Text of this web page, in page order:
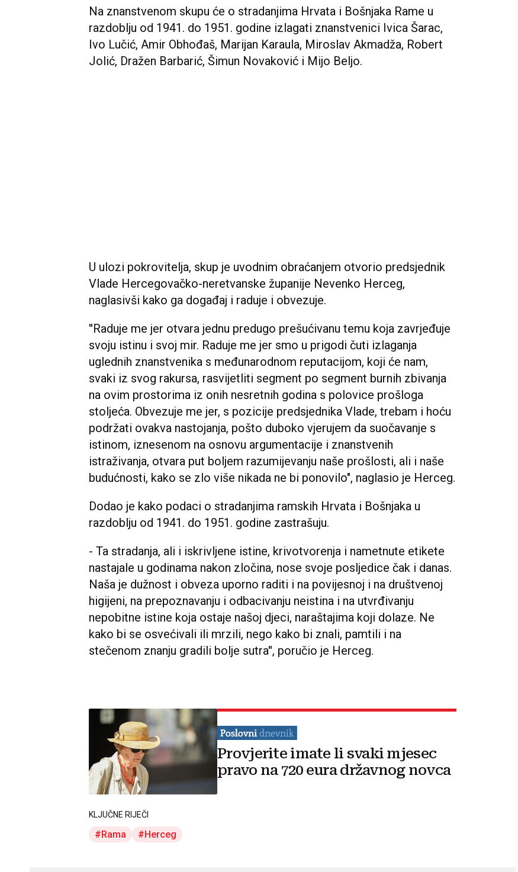
Na znanstvenom skupu će o stradanjima Hrvata i Bošnjaka Rame u
razdoblju od 1941. do 1951. godine izlagati znanstvenici Ivica Šarac,
Ivo Lučić, Amir Obhođaš, Marijan Karaula, Miroslav Akmadža, Robert
Jolić, Dražen Barbarić, Šimun Novaković i Mijo Beljo.
U ulozi pokrovitelja, skup je uvodnim obraćanjem otvorio predsjednik
Vlade Hercegovačko-neretvanske županije Nevenko Herceg,
naglasivši kako ga događaj i raduje i obvezuje.
''Raduje me jer otvara jednu predugo prešućivanu temu koja zavrjeđuje
svoju istinu i svoj mir. Raduje me jer smo u prigodi čuti izlaganja
uglednih znanstvenika s međunarodnom reputacijom, koji će nam,
svaki iz svog rakursa, rasvijetliti segment po segment burnih zbivanja
na ovim prostorima iz onih nesretnih godina s polovice prošloga
stoljeća. Obvezuje me jer, s pozicije predsjednika Vlade, trebam i hoću
podržati ovakva nastojanja, pošto duboko vjerujem da suočavanje s
istinom, iznesenom na osnovu argumentacije i znanstvenih
istraživanja, otvara put boljem razumijevanju naše prošlosti, ali i naše
budućnosti, kako se zlo više nikada ne bi ponovilo", naglasio je Herceg.
Dodao je kako podaci o stradanjima ramskih Hrvata i Bošnjaka u
razdoblju od 1941. do 1951. godine zastrašuju.
- Ta stradanja, ali i iskrivljene istine, krivotvorenja i nametnute etikete
nastajale u godinama nakon zločina, nose svoje posljedice čak i danas.
Naša je dužnost i obveza uporno raditi i na povijesnoj i na društvenoj
higijeni, na prepoznavanju i odbacivanju neistina i na utvrđivanju
nepobitne istine koja ostaje našoj djeci, naraštajima koji dolaze. Ne
kako bi se osvećivali ili mrzili, nego kako bi znali, pamtili i na
stečenom znanju gradili bolje sutra'', poručio je Herceg.
Provjerite imate li svaki mjesec
pravo na 720 eura državnog novca
KLJUČNE RIJEČI
Rama Herceg